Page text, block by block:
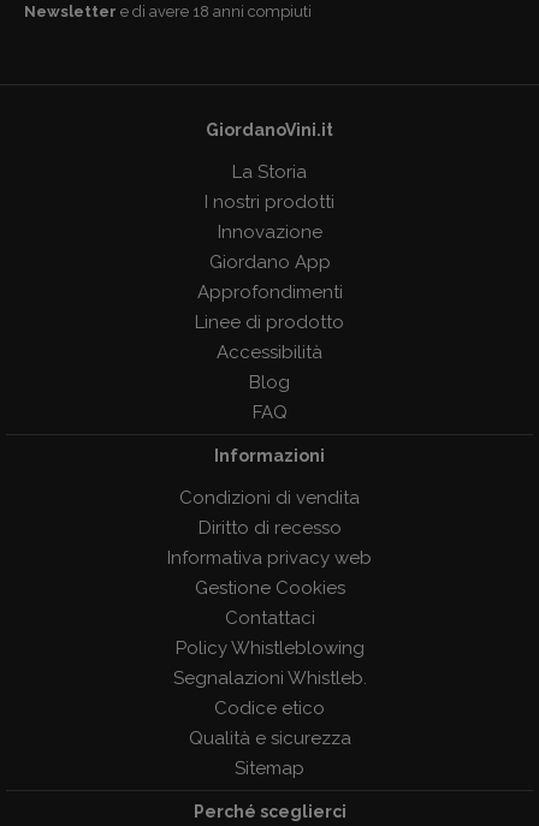
Newsletter e di avere 18 anni compiuti
GiordanoVini.it
La Storia
I nostri prodotti
Innovazione
Giordano App
Approfondimenti
Linee di prodotto
Accessibilità
Blog
FAQ
Informazioni
Condizioni di vendita
Diritto di recesso
Informativa privacy web
Gestione Cookies
Contattaci
Policy Whistleblowing
Segnalazioni Whistleb.
Codice etico
Qualità e sicurezza
Sitemap
Perché sceglierci